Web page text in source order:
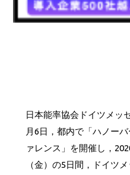
日本能率協会ドイツメッ
月6日，都内で「ハノー
ァレンス」を開催し，
（金）の5日間，ドイツ